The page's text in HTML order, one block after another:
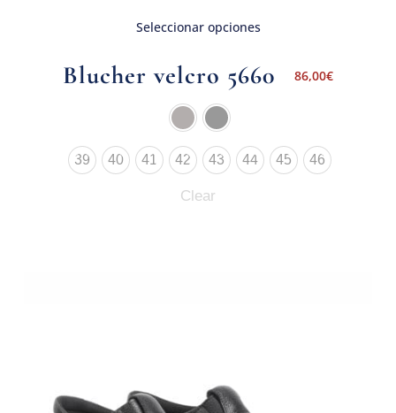
Seleccionar opciones
Blucher velcro 5660 86,00€
39 40 41 42 43 44 45 46
Clear